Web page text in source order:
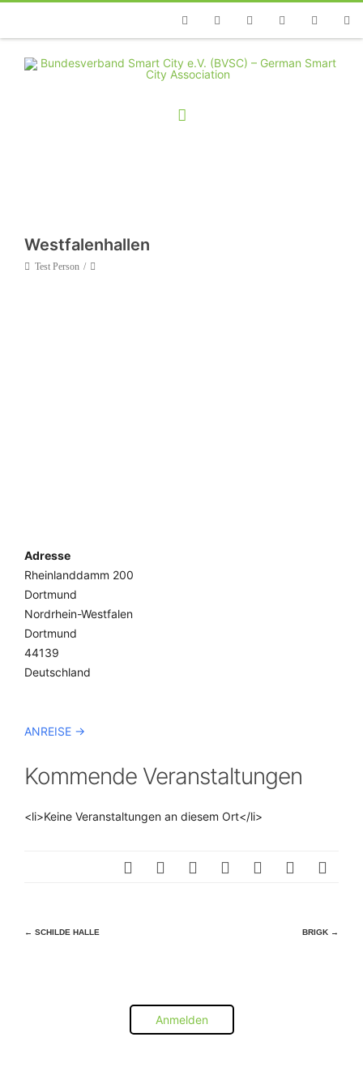
TelefonFacebookTwitterYoutubeInstagramLinkedin
Westfalenhallen
Test Person
Adresse
Rheinlanddamm 200
Dortmund
Nordrhein-Westfalen
Dortmund
44139
Deutschland
ANREISE ->
Kommende Veranstaltungen
<li>Keine Veranstaltungen an diesem Ort</li>
Beitragsnavigation
← SCHILDE HALLE BRIGK →
Anmelden